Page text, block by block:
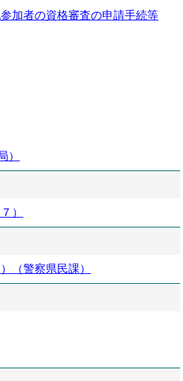
加者の資格審査の申請手続等
）
）
（警察県民課）